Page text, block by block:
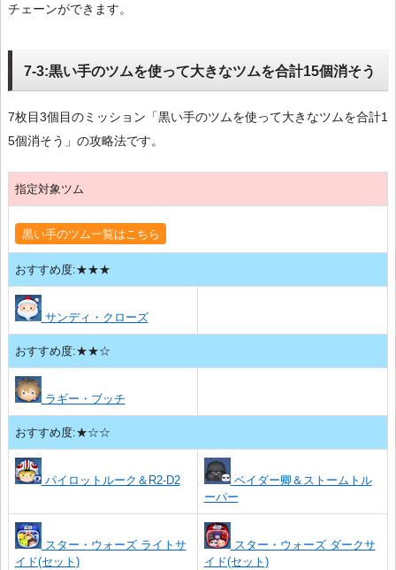
チェーンができます。
7-3:黒い手のツムを使って大きなツムを合計15個消そう
7枚目3個目のミッション「黒い手のツムを使って大きなツムを合計1
5個消そう」の攻略法です。
指定対象ツム
黒い手のツム一覧はこちら
おすすめ度:★★★
サンディ・クローズ
おすすめ度:★★☆
ラギー・ブッチ
おすすめ度:★☆☆
パイロットルーク＆R2-D2
ベイダー卿＆ストームトル
ーパー
スター・ウォーズ ライトサ
イド(セット)
スター・ウォーズ ダークサ
イド(セット)